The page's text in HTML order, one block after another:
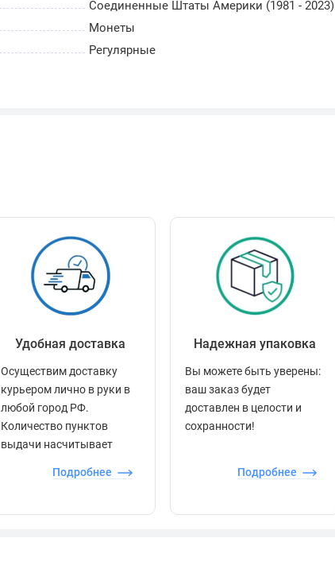
Соединенные Штаты Америки (1981 - 2023)
Монеты
Регулярные
Удобная доставка
Осуществим доставку
курьером лично в руки в
любой город РФ.
Количество пунктов
выдачи насчитывает
всей стране.
Подробнее
Надежная упаковка
Вы можете быть уверены:
ваш заказ будет
доставлен в целости и
сохранности!
Подробнее